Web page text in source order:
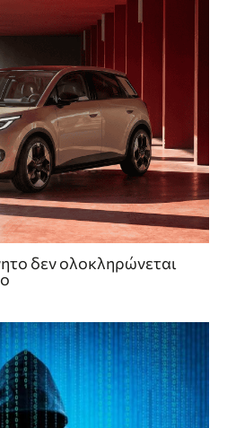
δεν ολοκληρώνεται